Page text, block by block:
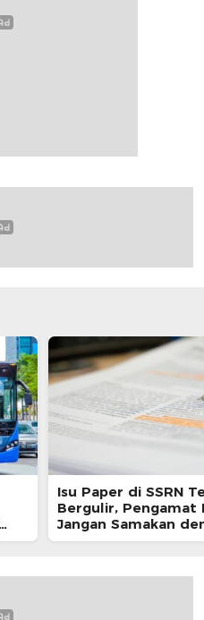
Isu Paper di SSRN
Bergulir, Pengamat
Jangan Samakan
Sikap Resmi